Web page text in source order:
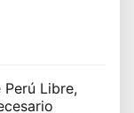
Libre,